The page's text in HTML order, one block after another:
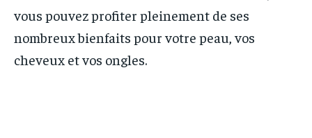
vous pouvez profiter pleinement de ses
nombreux bienfaits pour votre peau, vos
cheveux et vos ongles.